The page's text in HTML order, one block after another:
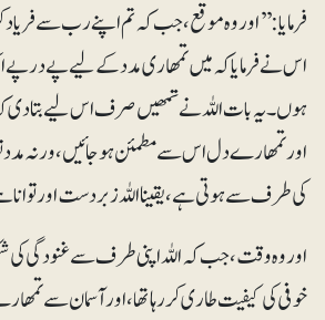
فرمایا: ’’اور وہ موقع، جب کہ تم اپنے رب سے
اس نے فرمایا کہ میں تمھاری مدد کے لیے پے درپے
ہوں۔ یہ بات اللہ نے تمھیں صرف اس لیے بتا دی
اور تمھارے دل اس سے مطمئن ہوجائیں، ورنہ مدد
کی طرف سے ہوتی ہے، یقینا اللہ زبردست اور توانا
اور وہ وقت، جب کہ اللہ اپنی طرف سے غنودگی کی
خوفی کی کیفیت طاری کر رہاتھا ، اور آسمان سے تمھارے